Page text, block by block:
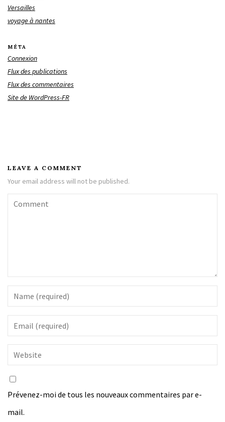
Versailles
voyage à nantes
MÉTA
Connexion
Flux des publications
Flux des commentaires
Site de WordPress-FR
LEAVE A COMMENT
Your email address will not be published.
Prévenez-moi de tous les nouveaux commentaires par e-
mail.